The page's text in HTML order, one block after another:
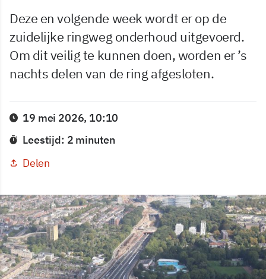
Deze en volgende week wordt er op de
zuidelijke ringweg onderhoud uitgevoerd.
Om dit veilig te kunnen doen, worden er ’s
nachts delen van de ring afgesloten.
19 mei 2026, 10:10
Leestijd: 2 minuten
Delen